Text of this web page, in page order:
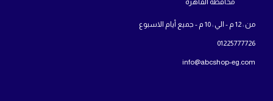
محافظة القاهرة
من : 12 م - الي : 10 م - جميع أيام الاسبوع
01225777726
info@abcshop-eg.com